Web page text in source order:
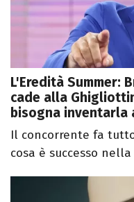
L'Eredità Summer:
cade alla
bisogna inventarla
Il concorrente fa
cosa è successo